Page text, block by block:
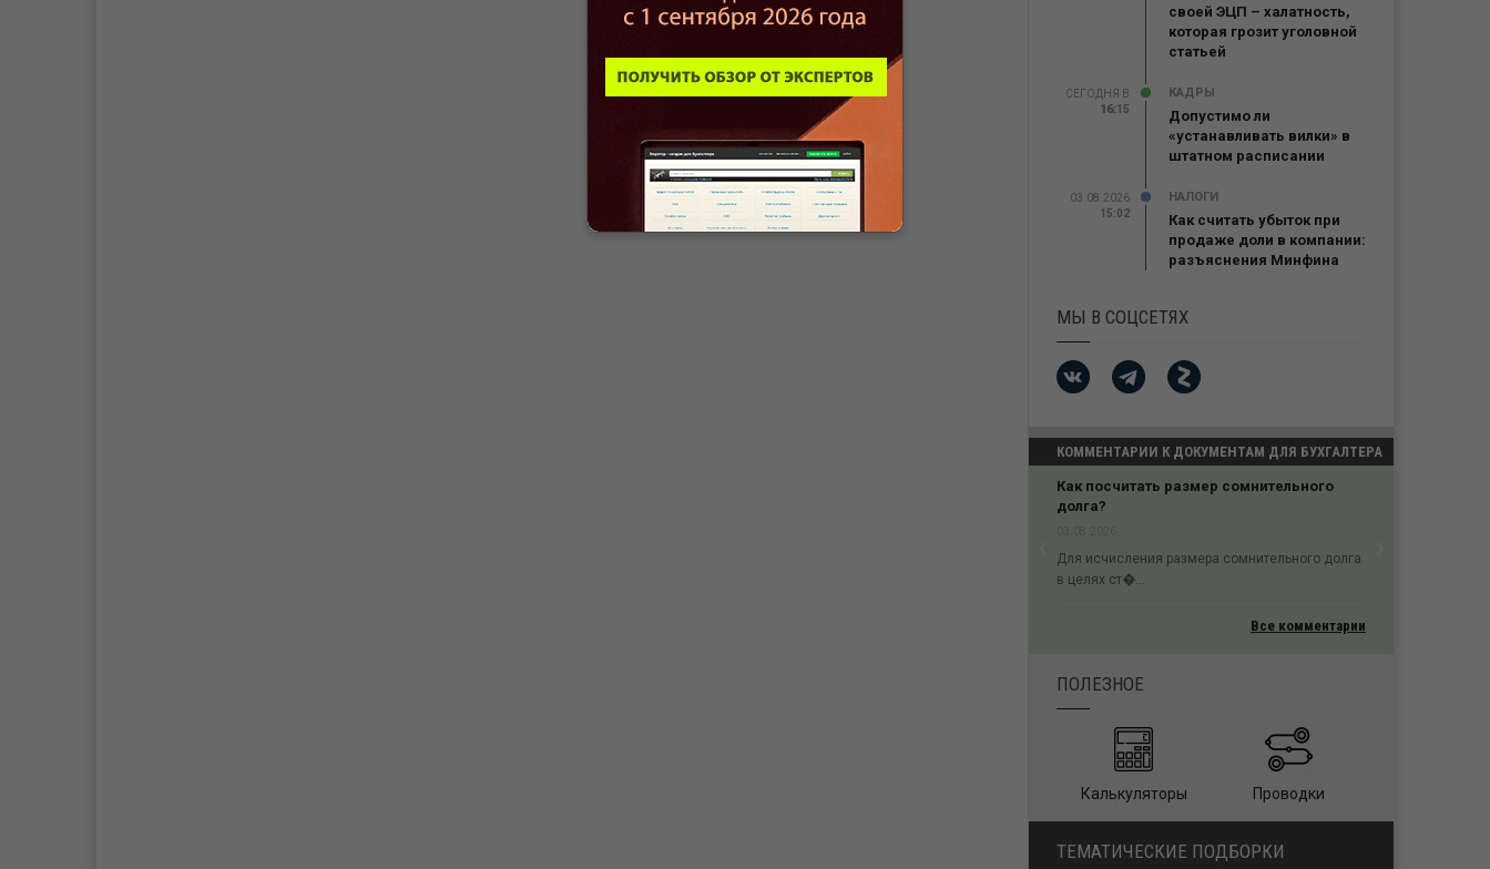
своей ЭЦП – халатность,
которая грозит уголовной
статьей
СЕГОДНЯ В
16:15
16:15
КАДРЫ
Допустимо ли
«устанавливать вилки» в
штатном расписании
03.08.2026
15:02
НАЛОГИ
Как считать убыток при
продаже доли в компании:
разъяснения Минфина
МЫ В СОЦСЕТЯХ
КОММЕНТАРИИ К ДОКУМЕНТАМ ДЛЯ БУХГАЛТЕРА
Как посчитать размер сомнительного
долга?
Для исчисления размера сомнительного долга
в целях ст�...
Previous
Все комментарии
ПОЛЕЗНОЕ
Калькуляторы Проводки
ТЕМАТИЧЕСКИЕ ПОДБОРКИ